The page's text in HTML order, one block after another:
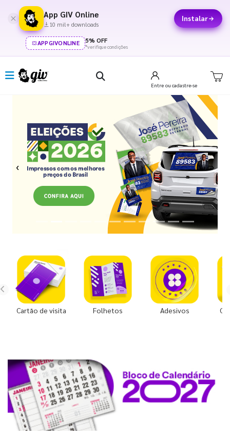
App GIV Online
10 mil+ downloads
Instalar
APPGIVONLINE 5% OFF
*verifique condições
Entre ou cadastre-se
Previous Next
Cartão de visita Folhetos Adesivos